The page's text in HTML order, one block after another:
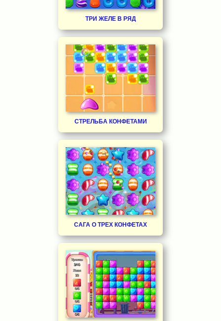
ТРИ ЖЕЛЕ В РЯД
СТРЕЛЬБА КОНФЕТАМИ
САГА О ТРЕХ КОНФЕТАХ